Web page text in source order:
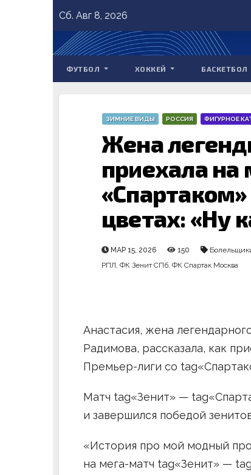
to
content
Сб. Авг 8, 2026
ФУТБОЛ ХОККЕЙ БАСКЕТБОЛ
ЗИМНИЕ ВИДЫ РОССИЯ ФИГУРНОЕ
Жена
приехала на
цветах: «Ну
МАР 15, 2026 150
РПЛ, ФК Зенит СПб, ФК Спартак Москва
Анастасия, жена
Радимова, рассказала, как
Премьер-лиги со
Матч tag«Зенит» —
и завершился победой
«История про мой модный
на мега-матч tag«Зенит» —